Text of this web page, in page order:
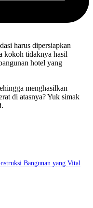
harus dipersiapkan
kokoh tidaknya hasil
hotel yang
menghasilkan
di atasnya? Yuk simak
Bangunan yang Vital